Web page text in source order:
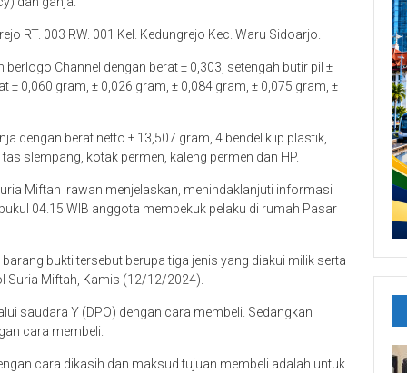
RT. 003 RW. 001 Kel. Kedungrejo Kec. Waru Sidoarjo.
Channel dengan berat ± 0,303, setengah butir pil ±
0,060 gram, ± 0,026 gram, ± 0,084 gram, ± 0,075 gram, ±
dengan berat netto ± 13,507 gram, 4 bendel klip plastik,
slempang, kotak permen, kaleng permen dan HP.
Miftah Irawan menjelaskan, menindaklanjuti informasi
04.15 WIB anggota membekuk pelaku di rumah Pasar
bukti tersebut berupa tiga jenis yang diakui milik serta
Suria Miftah, Kamis (12/12/2024).
saudara Y (DPO) dengan cara membeli. Sedangkan
cara membeli.
cara dikasih dan maksud tujuan membeli adalah untuk